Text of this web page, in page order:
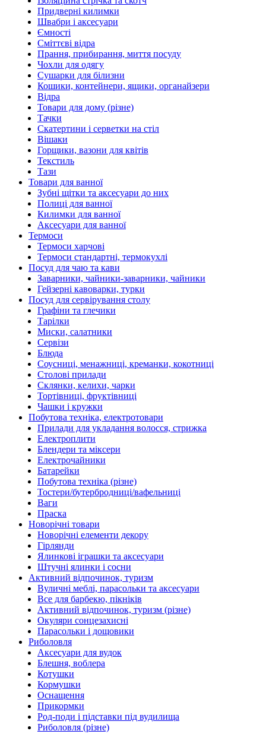
Придверні килимки
Швабри і аксесуари
Ємності
Сміттєві відра
Прання, прибирання, миття посуду
Чохли для одягу
Сушарки для білизни
Кошики, контейнери, ящики, органайзери
Відра
Товари для дому (різне)
Тачки
Скатертини і серветки на стіл
Вішаки
Горщики, вазони для квітів
Текстиль
Тази
Товари для ванної
Зубні щітки та аксесуари до них
Полиці для ванної
Килимки для ванної
Аксесуари для ванної
Термоси
Термоси харчові
Термоси стандартні, термокухлі
Посуд для чаю та кави
Заварники, чайники-заварники, чайники
Гейзерні кавоварки, турки
Посуд для сервірування столу
Графіни та глечики
Тарілки
Миски, салатники
Сервізи
Блюда
Соусниці, менажниці, креманки, кокотниці
Столові прилади
Склянки, келихи, чарки
Тортівниці, фруктівниці
Чашки і кружки
Побутова техніка, електротовари
Прилади для укладання волосся, стрижка
Електроплити
Блендери та міксери
Електрочайники
Батарейки
Побутова техніка (різне)
Тостери/бутербродниці/вафельниці
Ваги
Праска
Новорічні товари
Новорічні елементи декору
Гірлянди
Ялинкові іграшки та аксесуари
Штучні ялинки і сосни
Активний відпочинок, туризм
Вуличні меблі, парасольки та аксесуари
Все для барбекю, пікніків
Активний відпочинок, туризм (різне)
Окуляри сонцезахисні
Парасольки і дощовики
Риболовля
Аксесуари для вудок
Блешня, воблера
Котушки
Кормушки
Оснащення
Прикормки
Род-поди і підставки під вудилища
Риболовля (різне)